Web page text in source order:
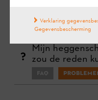
Bediening
Mijn
zou de reden
FAQ
Verklaring
Gegevensbescherming